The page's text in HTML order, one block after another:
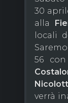
30
alla
locali
56
verrà